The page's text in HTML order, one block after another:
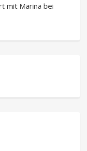
mit Marina bei